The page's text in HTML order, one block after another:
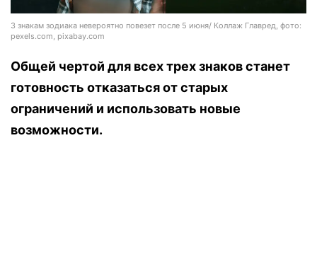
3 знакам зодиака невероятно повезет после 5 июня/ Коллаж Главред, фото:
pexels.com, pixabay.com
Общей чертой для всех трех знаков станет
готовность отказаться от старых
ограничений и использовать новые
возможности.